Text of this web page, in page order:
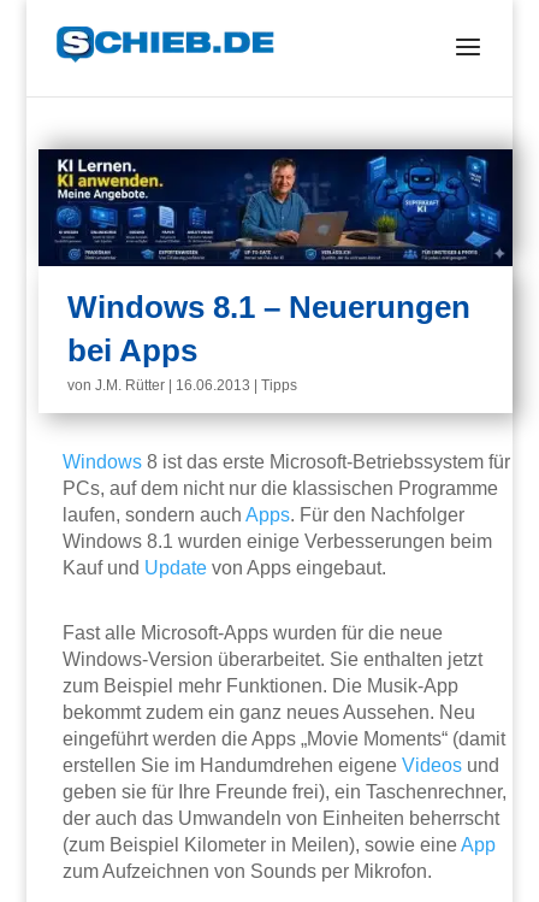
Windows 8.1 – Neuerungen
bei Apps
vonJ.M. Rütter 16.06.2013 |Tipps
Windows 8 ist das erste Microsoft-Betriebssystem für
PCs, auf dem nicht nur die klassischen Programme
laufen, sondern auchApps. Für den Nachfolger
Windows 8.1 wurden einige Verbesserungen beim
Kauf und Update von Apps eingebaut.
Fast alle Microsoft-Apps wurden für die neue
Windows-Version überarbeitet. Sie enthalten jetzt
zum Beispiel mehr Funktionen. Die Musik-App
bekommt zudem ein ganz neues Aussehen. Neu
eingeführt werden die Apps „Movie Moments“ (damit
erstellen Sie im Handumdrehen eigeneVideos und
geben sie für Ihre Freunde frei), ein Taschenrechner,
der auch das Umwandeln von Einheiten beherrscht
(zum Beispiel Kilometer in Meilen), sowie eineApp
zum Aufzeichnen von Sounds per Mikrofon.